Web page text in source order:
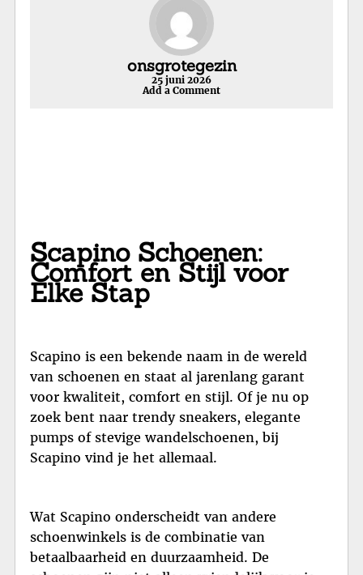
onsgrotegezin
25 juni 2026
Add a Comment
Scapino Schoenen:
Comfort en Stijl voor
Elke Stap
Scapino is een bekende naam in de wereld
van schoenen en staat al jarenlang garant
voor kwaliteit, comfort en stijl. Of je nu op
zoek bent naar trendy sneakers, elegante
pumps of stevige wandelschoenen, bij
Scapino vind je het allemaal.
Wat Scapino onderscheidt van andere
schoenwinkels is de combinatie van
betaalbaarheid en duurzaamheid. De